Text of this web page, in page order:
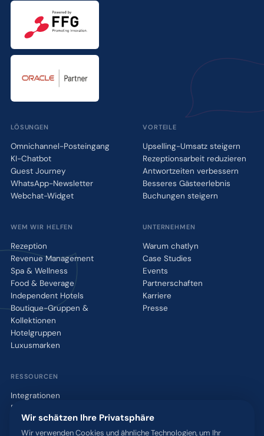
LÖSUNGEN
Omnichannel-Posteingang
KI-Chatbot
Guest Journey
WhatsApp-Newsletter
Webchat-Widget
VORTEILE
Upselling-Umsatz steigern
Rezeptionsarbeit reduzieren
Antwortzeiten verbessern
Besseres Gästeerlebnis
Buchungen steigern
WEM WIR HELFEN
Rezeption
Revenue Management
Spa & Wellness
Food & Beverage
Independent Hotels
Boutique-Gruppen &
Kollektionen
Hotelgruppen
Luxusmarken
UNTERNEHMEN
Warum chatlyn
Case Studies
Events
Partnerschaften
Karriere
Presse
RESSOURCEN
Integrationen
Blog
Glossar
WhatsApp QR-Tool
Wir schätzen Ihre Privatsphäre
Wir verwenden Cookies und ähnliche Technologien, um Ihr